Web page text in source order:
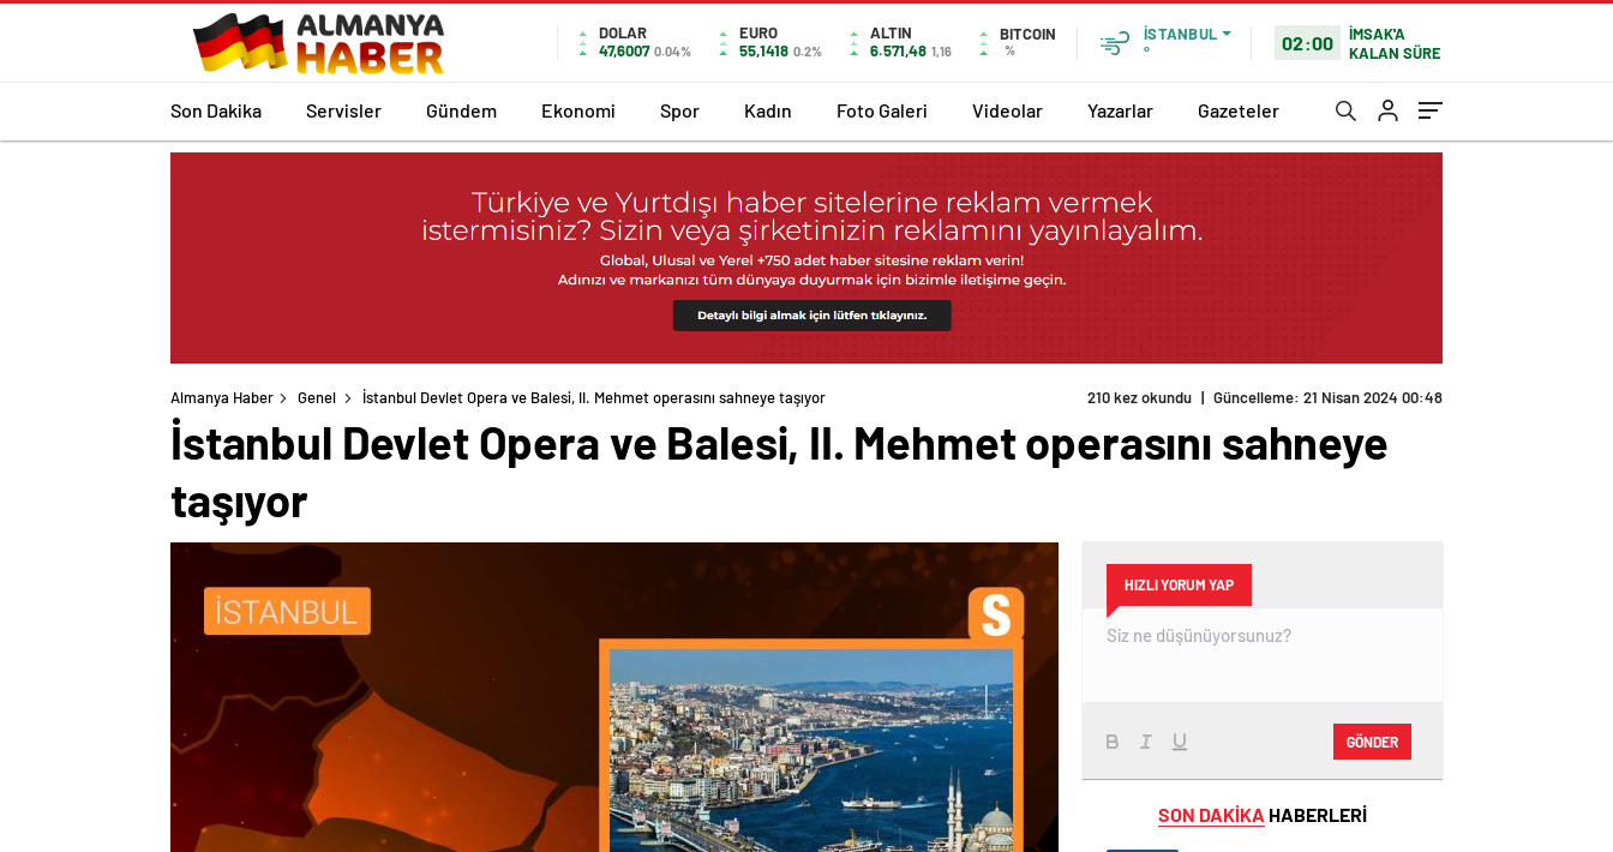
DOLAR
47,6007 0.04%
EURO
55,1418 0.2%
ALTIN
6.571,48 1,16
BITCOIN
%
İSTANBUL
°
02:00
İMSAK'A
KALAN SÜRE
Son Dakika Servisler Gündem Ekonomi Spor Kadın Foto Galeri Videolar Yazarlar Gazeteler
Almanya Haber Genel İstanbul Devlet Opera ve Balesi, II. Mehmet operasını sahneye taşıyor
İstanbul Devlet Opera ve Balesi, II. Mehmet operasını sahneye
taşıyor
HIZLI YORUM YAP
GÖNDER
SON DAKİKA HABERLERİ